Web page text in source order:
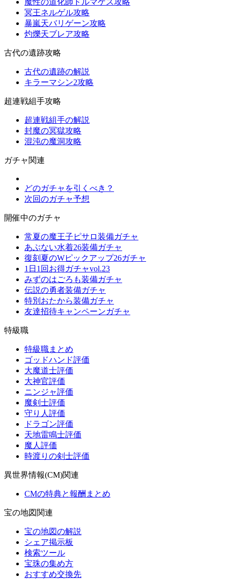
魔性の道化師ドルマゲス攻略
冥王ネルゲル攻略
暴嵐天バリゲーン攻略
灼爍天ブレア攻略
古代の遺跡攻略
古代の遺跡の解説
キラーマシン2攻略
超連戦組手攻略
超連戦組手の解説
封魔の冥獄攻略
混沌の魔洞攻略
ガチャ関連
どのガチャを引くべき？
次回のガチャ予想
開催中のガチャ
常夏の魔王子ピサロ装備ガチャ
あぶない水着26装備ガチャ
復刻夏のWピックアップ26ガチャ
1日1回お得ガチャvol.23
みずのはごろも装備ガチャ
伝説の勇者装備ガチャ
特別おたから装備ガチャ
友達招待キャンペーンガチャ
特級職
特級職まとめ
ゴッドハンド評価
大魔道士評価
大神官評価
ニンジャ評価
魔剣士評価
守り人評価
ドラゴン評価
天地雷鳴士評価
魔人評価
時渡りの剣士評価
異世界情報(CM)関連
CMの特典と報酬まとめ
宝の地図関連
宝の地図の解説
シェア掲示板
検索ツール
宝珠の集め方
おすすめ交換先